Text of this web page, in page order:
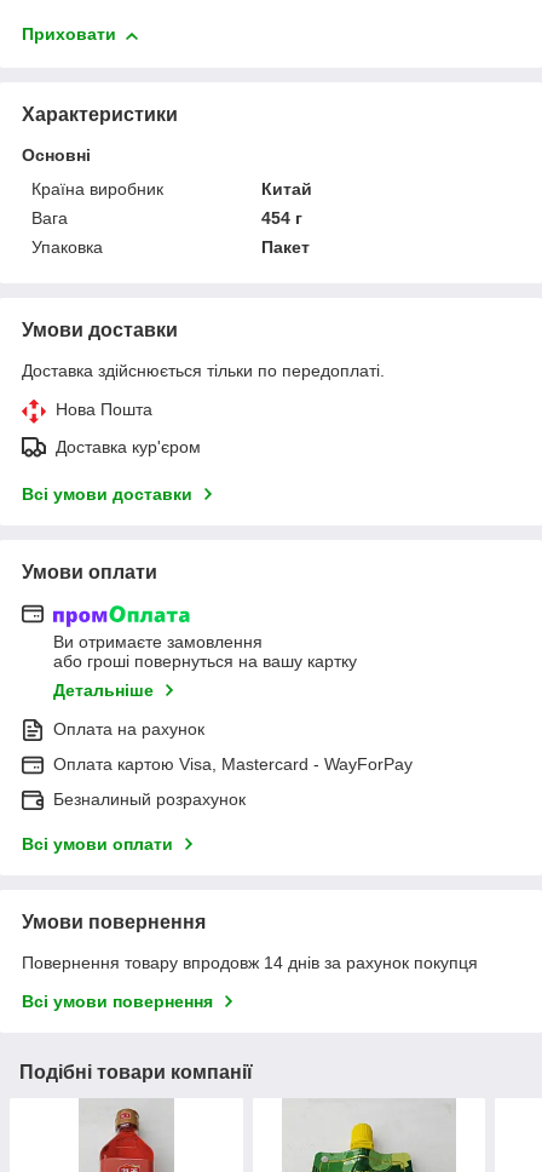
Приховати
Характеристики
Основні
Країна виробник
Китай
Вага
454 г
Упаковка
Пакет
Умови доставки
Доставка здійснюється тільки по передоплаті.
Нова Пошта
Доставка кур'єром
Всі умови доставки
Умови оплати
Ви отримаєте замовлення
або гроші повернуться на вашу картку
Детальніше
Оплата на рахунок
Оплата картою Visa, Mastercard - WayForPay
Безналиный розрахунок
Всі умови оплати
Умови повернення
Повернення товару впродовж 14 днів за рахунок покупця
Всі умови повернення
Подібні товари компанії